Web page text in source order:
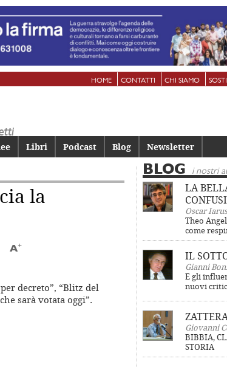
HOME CONTATTI CHI SIAMO
Libri Podcast Blog Newsletter
la
A+
decreto”, “Blitz del
sarà votata oggi”.
BLOG i nostri
LA
Oscar
Theo
come
IL
Gianni
E gli
nuovi
Giovanni
BIBBIA,
STORIA